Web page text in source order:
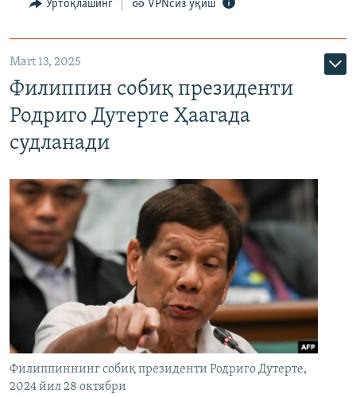
Ўртоқлашинг VPNсиз ўқиш
Mart 13, 2025
Филиппин собиқ президенти
Родриго Дутерте Ҳаагада
судланади
Филиппиннинг собиқ президенти Родриго Дутерте,
2024 йил 28 октябри